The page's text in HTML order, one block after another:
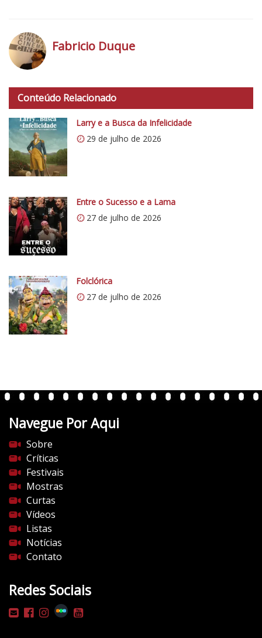
t
p
s
:
/
/
0
.
w
p
.
c
o
m
/
v
n
e
s
d
o
c
i
n
e
m
a
c
o
m
Fabricio Duque
Conteúdo Relacionado
Larry e a Busca da Infelicidade
29 de julho de 2026
Entre o Sucesso e a Lama
27 de julho de 2026
Folclórica
27 de julho de 2026
Navegue Por Aqui
Sobre
Críticas
Festivais
Mostras
Curtas
Vídeos
Listas
Notícias
Contato
Redes Sociais